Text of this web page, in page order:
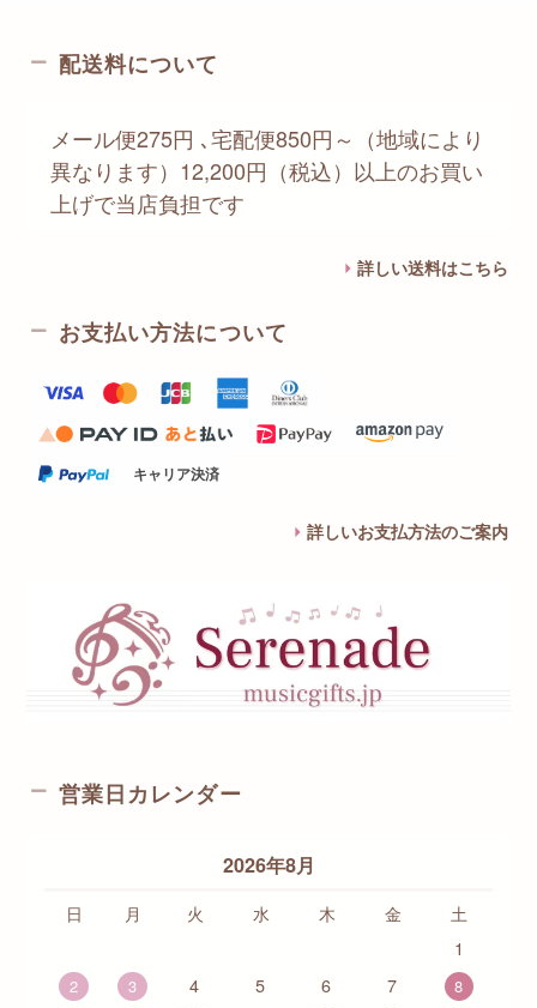
配送料について
メール便275円 ､宅配便850円～（地域により
異なります）12,200円（税込）以上のお買い
上げで当店負担です
詳しい送料はこちら
お支払い方法について
キャリア決済
詳しいお支払方法のご案内
営業日カレンダー
2026年8月
日 月 火 水 木 金
土
1
2 3 4 5 6 7
8